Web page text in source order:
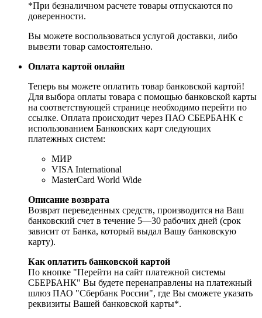
*При безналичном расчете товары отпускаются по
доверенности.
Вы можете воспользоваться услугой доставки, либо
вывезти товар самостоятельно.
Оплата картой онлайн
Теперь вы можете оплатить товар банковской картой!
Для выбора оплаты товара с помощью банковской карты
на соответствующей странице необходимо перейти по
ссылке. Оплата происходит через ПАО СБЕРБАНК с
использованием Банковских карт следующих
платежных систем:
МИР
VISA International
MasterCard World Wide
Описание возврата
Возврат переведенных средств, производится на Ваш
банковский счет в течение 5—30 рабочих дней (срок
зависит от Банка, который выдал Вашу банковскую
карту).
Как оплатить банковской картой
По кнопке "Перейти на сайт платежной системы
СБЕРБАНК" Вы будете перенаправлены на платежный
шлюз ПАО "Сбербанк России", где Вы сможете указать
реквизиты Вашей банковской карты*.